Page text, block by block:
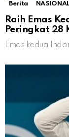
Berita
Raih Emas
Peringkat 28
Emas kedua